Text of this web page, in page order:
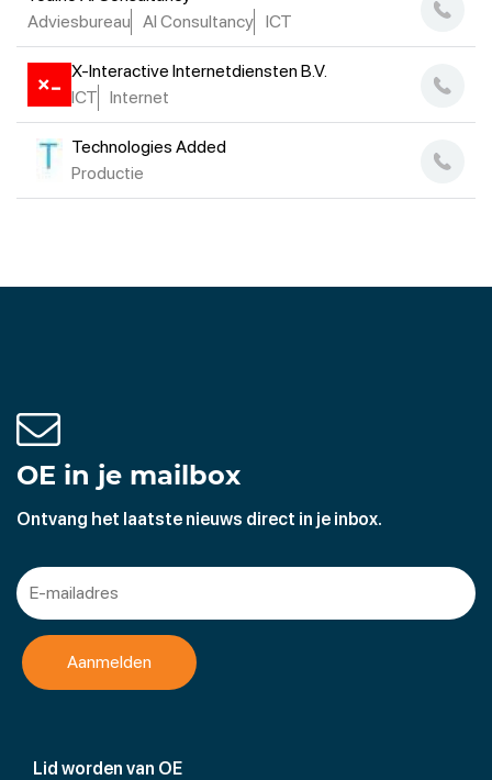
Adviesbureau
AI Consultancy ICT
X-Interactive Internetdiensten B.V.
ICT
Internet
Technologies Added
Productie
Lid worden van OE
OE in je mailbox
Ontvang het laatste nieuws direct in je inbox.